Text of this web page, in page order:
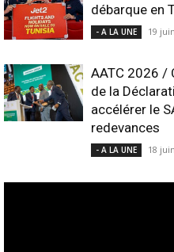
débarque en
- A LA UNE 19
AATC 2026 /
de la
accélérer le
redevances
- A LA UNE 18